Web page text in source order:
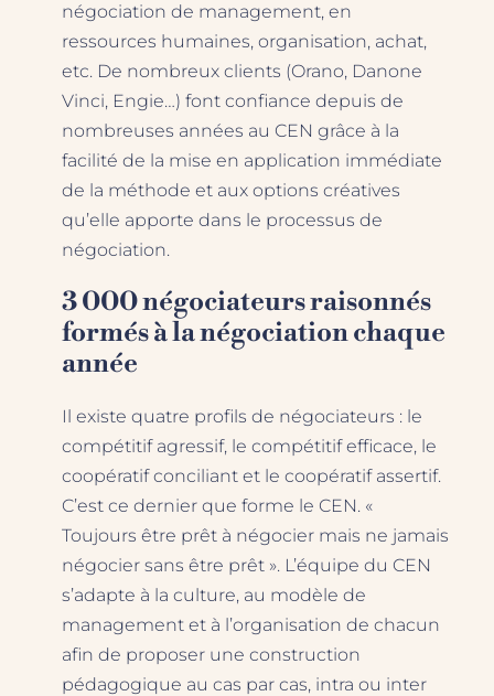
négociation de management, en
ressources humaines, organisation, achat,
etc. De nombreux clients (Orano, Danone
Vinci, Engie…) font confiance depuis de
nombreuses années au CEN grâce à la
facilité de la mise en application immédiate
de la méthode et aux options créatives
qu’elle apporte dans le processus de
négociation.
3 000 négociateurs raisonnés
formés à la négociation chaque
année
Il existe quatre profils de négociateurs : le
compétitif agressif, le compétitif efficace, le
coopératif conciliant et le coopératif assertif.
C’est ce dernier que forme le CEN. «
Toujours être prêt à négocier mais ne jamais
négocier sans être prêt ». L’équipe du CEN
s’adapte à la culture, au modèle de
management et à l’organisation de chacun
afin de proposer une construction
pédagogique au cas par cas, intra ou inter